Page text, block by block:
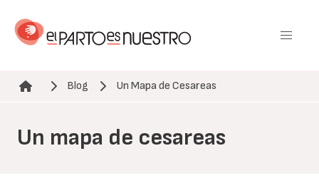
contenido
Ruta de navegación
Blog Un Mapa de Cesareas
Un mapa de cesareas